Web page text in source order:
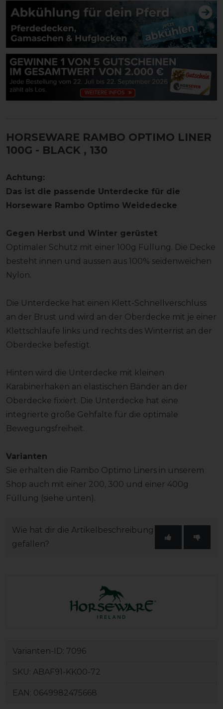
HORSEWARE RAMBO OPTIMO LINER
100G - BLACK , 130
Achtung:
Das ist die passende Unterdecke für die
Horseware Rambo Optimo Weidedecke
Gegen Herbst und Winter gerüstet
Optimaler Schutz mit einer 100g Füllung. Die Decke
besteht innen und aussen aus 100% seidenweichen
Nylon.
Die Unterdecke hat einen Klett-Schnellverschluss
an der Brust und wird an der Oberdecke mit je einer
Klettschlaufe links und rechts des Winterrist an der
Oberdecke befestigt.
Hinten wird die Unterdecke mit kleinen
Karabinerhaken an elastischen Bänder an der
Oberdecke fixiert. Die Unterdecke hat eine
integrierte große Gehfalte für die optimale
Bewegungsfreiheit.
Varianten
Sie erhalten die Rambo Optimo Liners in unserem
Shop auch mit einer 200, 300 und einer 400g
Füllung (siehe unten).
Wie hat dir die Artikelbeschreibung
gefallen?
Varianten-ID: 7096
SKU: ABAF91-KK00-72
EAN: 0649982475668